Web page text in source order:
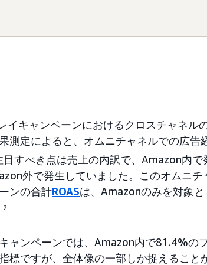
イキャンペーンにおけるクロスチャネル
測定によると、オムニチャネルでの広告
目すべき点は売上の内訳で、Amazon内で
外で発生していました。このオムニチ
ンの合計ROASは、Amazonのみを対象
2
ャンペーンでは、Amazon内で81.4%の
標ですが、全体像の一部しか捉えること